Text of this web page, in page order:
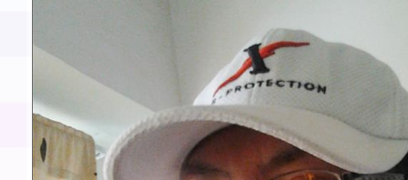
展演活動實施計畫」
請一案